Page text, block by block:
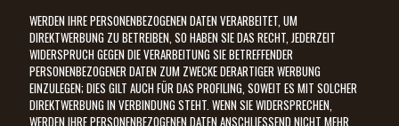
WERDEN IHRE PERSONENBEZOGENEN DATEN VERARBEITET, UM
DIREKTWERBUNG ZU BETREIBEN, SO HABEN SIE DAS RECHT, JEDERZEIT
WIDERSPRUCH GEGEN DIE VERARBEITUNG SIE BETREFFENDER
PERSONENBEZOGENER DATEN ZUM ZWECKE DERARTIGER WERBUNG
EINZULEGEN; DIES GILT AUCH FÜR DAS PROFILING, SOWEIT ES MIT SOLCHER
DIREKTWERBUNG IN VERBINDUNG STEHT. WENN SIE WIDERSPRECHEN,
WERDEN IHRE PERSONENBEZOGENEN DATEN ANSCHLIESSEND NICHT MEHR